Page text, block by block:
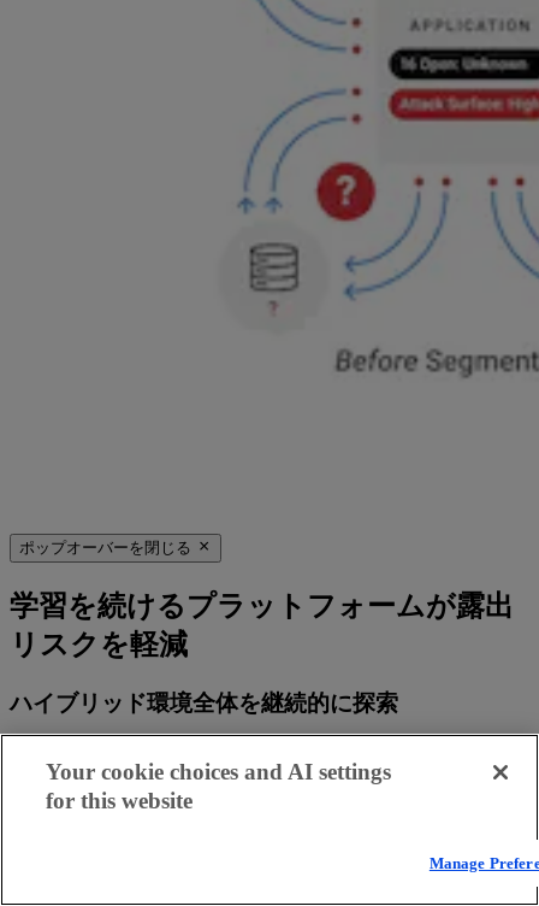
ポップオーバーを閉じる
学習を続けるプラットフォームが露出
リスクを軽減
ハイブリッド環境全体を継続的に探索
視化して、セキュリティの隠れた盲点を排除します。
Your cookie choices and AI settings
for this website
Manage